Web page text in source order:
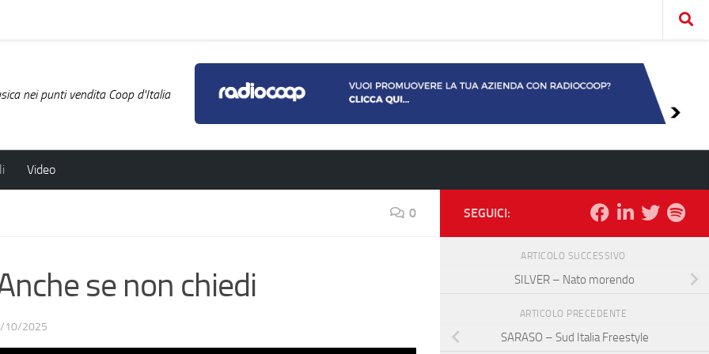
nei punti vendita Coop d'Italia
Video
0
se non chiedi
10/2025
SEGUICI:
ARTICOLO SUCCESSIVO
SILVER – Nato morendo
ARTICOLO PRECEDENTE
SARASO – Sud Italia Freestyle